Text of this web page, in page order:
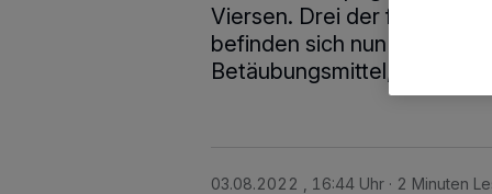
Viersen. Drei der fünf
befinden sich nun in
Betäubungsmittel, Bargeld
03.08.2022 , 16:44 Uhr 2 Minuten